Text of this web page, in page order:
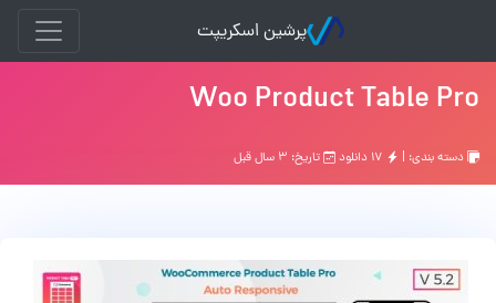
پرشین اسکریپت
Woo Product Table Pro
دسته بندی: | تاریخ: ۳ سال قبل